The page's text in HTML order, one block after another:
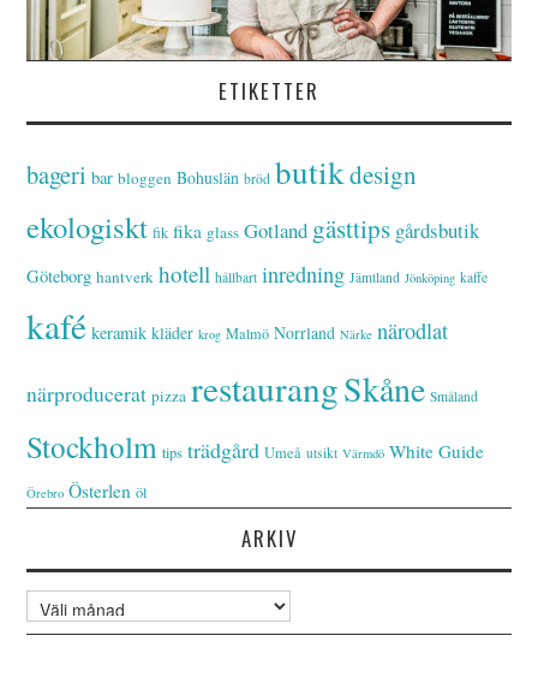
ETIKETTER
bageri bar bloggen Bohuslän bröd butikdesign
ekologiskt fik fika glass Gotland gästtips gårdsbutik
Göteborg hantverk hotell hållbart inredning Jämtland Jönköping kaffe
kafé keramik kläder krog Malmö Norrland Närke närodlat
närproducerat pizza restaurangSkåne Småland
Stockholm tips trädgård Umeå utsikt Värmdö White Guide
Örebro Österlen öl
ARKIV
Arkiv